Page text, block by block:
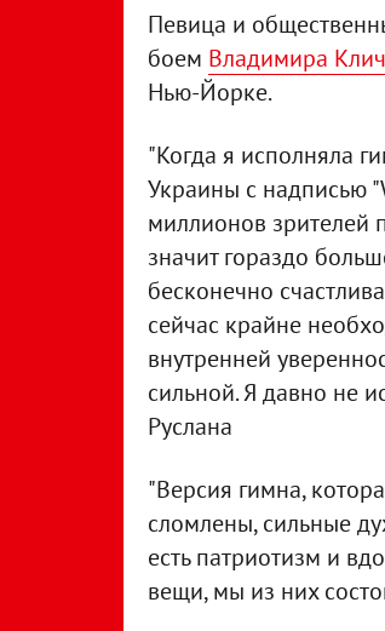
Певица и
боем Владимира
Нью-Йорке.
"Когда я исполняла
Украины с надписью
миллионов зрителей
значит гораздо
бесконечно
сейчас крайне
внутренней
сильной. Я давно не
Руслана
"Версия гимна,
сломлены, сильные
есть патриотизм и
вещи, мы из них